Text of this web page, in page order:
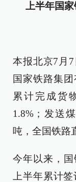
上半年国
本报北京7月
国家铁路集
累计完成货
1.8%；发送
吨，全国铁路
今年以来，国
上半年累计